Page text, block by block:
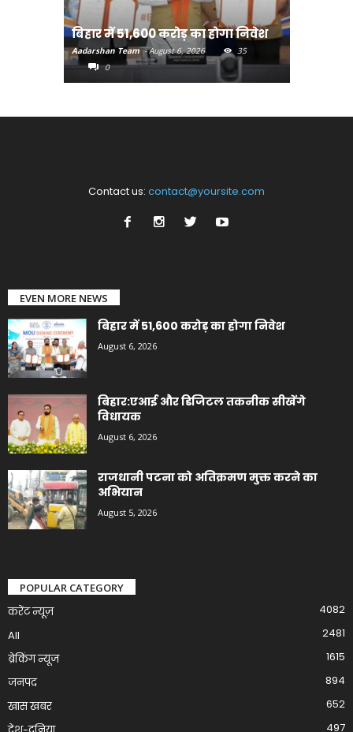
बिहार में 51,600 करोड़ का होगा निवेश
Aadarshan Team - August 6, 2026
35
0
Contact us: contact@yoursite.com
EVEN MORE NEWS
बिहार में 51,600 करोड़ का होगा निवेश
August 6, 2026
बिहार:एआई और डिजिटल तकनीक सीखेंगे
विधायक
August 6, 2026
राजधानी पटना को अतिक्रमण मुक्त करने का
अभियान
August 5, 2026
POPULAR CATEGORY
करेंट न्यूज़
4082
All
2481
ब्रेकिंग न्यूज
1615
जनपद
894
खास खबर
652
497